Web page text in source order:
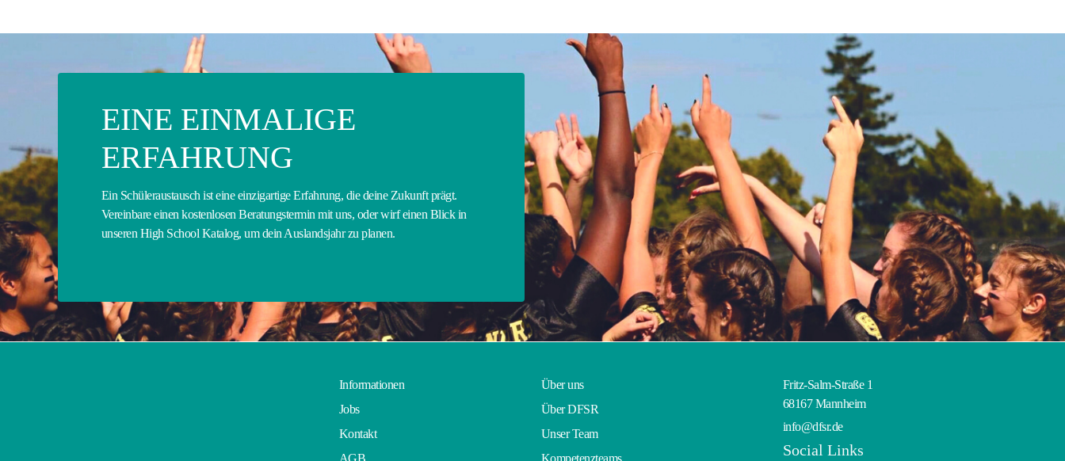
EINE EINMALIGE
ERFAHRUNG
Ein Schüleraustausch ist eine einzigartige Erfahrung, die deine Zukunft prägt.
Vereinbare einen kostenlosen Beratungstermin mit uns, oder wirf einen Blick in
unseren High School Katalog, um dein Auslandsjahr zu planen.
Informationen
Jobs
Kontakt
AGB
Über uns
Über DFSR
Unser Team
Kompetenzteams
Fritz-Salm-Straße 1
68167 Mannheim
info@dfsr.de
Social Links